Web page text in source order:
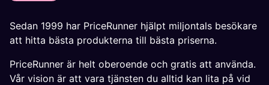
Sedan 1999 har PriceRunner hjälpt miljontals besökare
att hitta bästa produkterna till bästa priserna.
PriceRunner är helt oberoende och gratis att använda.
Vår vision är att vara tjänsten du alltid kan lita på vid